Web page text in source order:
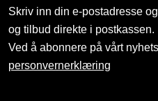
Skriv inn din e-postadresse
og tilbud direkte i postkassen.
Ved å abonnere på vårt
personvernerklæring